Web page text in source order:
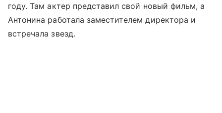
году. Там актер представил свой новый фильм, а
Антонина работала заместителем директора и
встречала звезд.